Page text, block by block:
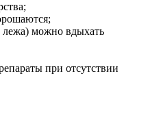
можно вдыхать
при отсутствии